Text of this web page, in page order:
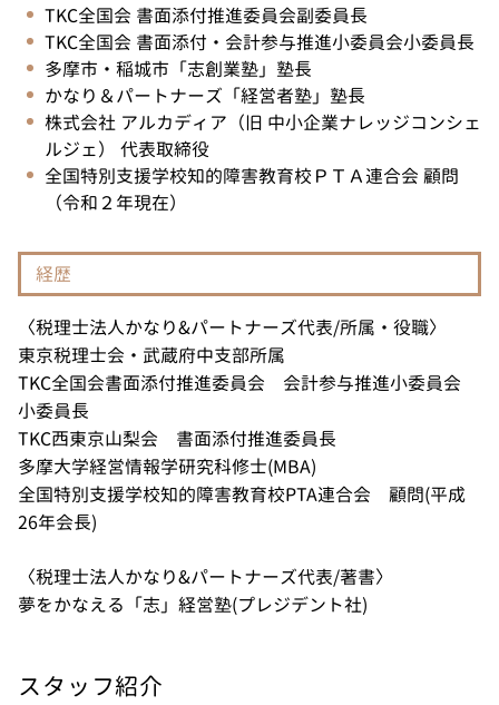
TKC全国会 書面添付推進委員会副委員長
TKC全国会 書面添付・会計参与推進小委員会小委員長
多摩市・稲城市「志創業塾」塾長
かなり＆パートナーズ「経営者塾」塾長
株式会社 アルカディア（旧 中小企業ナレッジコンシェ
ルジェ） 代表取締役
全国特別支援学校知的障害教育校ＰＴＡ連合会 顧問
（令和２年現在）
経歴
〈税理士法人かなり&パートナーズ代表/所属・役職〉
東京税理士会・武蔵府中支部所属
TKC全国会書面添付推進委員会 会計参与推進小委員会
小委員長
TKC西東京山梨会 書面添付推進委員長
多摩大学経営情報学研究科修士(MBA)
全国特別支援学校知的障害教育校PTA連合会 顧問(平成
26年会長)
〈税理士法人かなり&パートナーズ代表/著書〉
夢をかなえる「志」経営塾(プレジデント社)
スタッフ紹介